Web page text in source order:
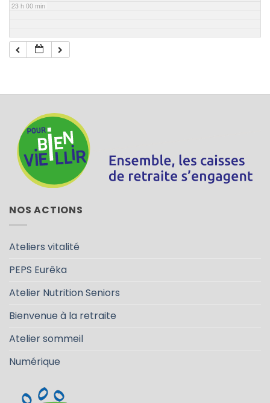
23 h 00 min
NOS ACTIONS
Ateliers vitalité
PEPS Eurêka
Atelier Nutrition Seniors
Bienvenue à la retraite
Atelier sommeil
Numérique